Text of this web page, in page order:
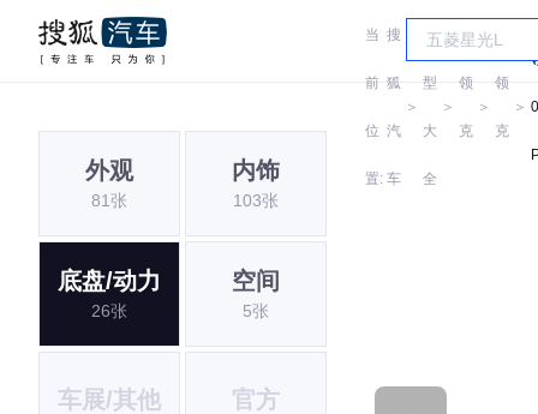
当
前
位
置:
搜
狐
汽
车
＞
车
型
大
全
＞
领
克
＞
领
克
＞
外观
81张
内饰
103张
底盘/动力
26张
空间
5张
车展/其他 官方